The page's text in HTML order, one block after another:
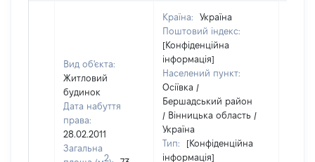
Вид об'єкта:
Житловий
будинок
Дата набуття
права:
28.02.2011
Загальна
2
Країна:
Україна
Поштовий індекс:
[Конфіденційна
інформація]
Населений пункт:
Осіївка /
Бершадський район
/ Вінницька область /
Україна
Тип:
[Конфіденційна
інформація]